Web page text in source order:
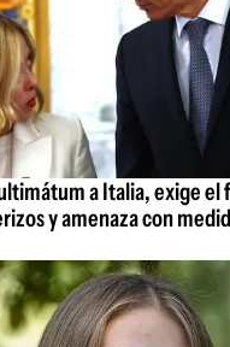
a Italia, exige el
y amenaza con